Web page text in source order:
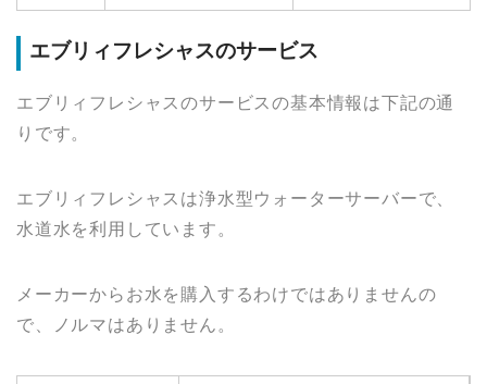
エブリィフレシャスのサービス
エブリィフレシャスのサービスの基本情報は下記の通
りです。
エブリィフレシャスは浄水型ウォーターサーバーで、
水道水を利用しています。
メーカーからお水を購入するわけではありませんの
で、ノルマはありません。